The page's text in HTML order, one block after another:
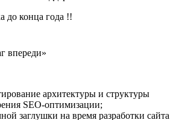
до конца года !!
впереди»
архитектуры и структуры
SEO-оптимизации;
заглушки на время разработки сайта